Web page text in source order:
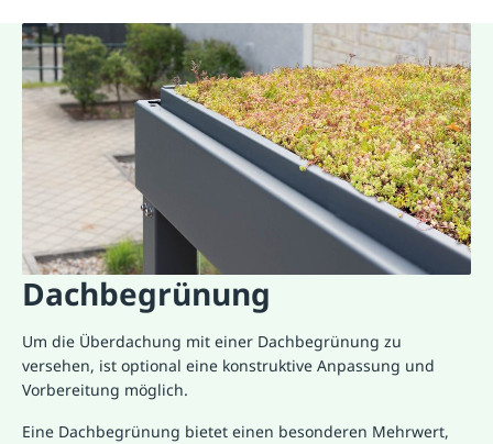
Dachbegrünung
Um die Überdachung mit einer Dachbegrünung zu
versehen, ist optional eine konstruktive Anpassung und
Vorbereitung möglich.
Eine Dachbegrünung bietet einen besonderen Mehrwert,